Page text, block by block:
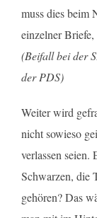
muss dies beim
einzelner
(Beifall bei der
der PDS)
Weiter wird
nicht sowieso
verlassen
Schwarzen, die
gehören? Das